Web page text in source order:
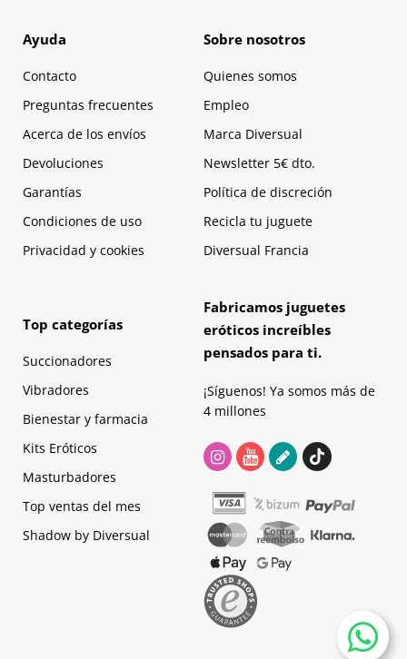
Ayuda
Contacto
Preguntas frecuentes
Acerca de los envíos
Devoluciones
Garantías
Condiciones de uso
Privacidad y cookies
Sobre nosotros
Quienes somos
Empleo
Marca Diversual
Newsletter 5€ dto.
Política de discreción
Recicla tu juguete
Diversual Francia
Top categorías
Succionadores
Vibradores
Bienestar y farmacia
Kits Eróticos
Masturbadores
Top ventas del mes
Shadow by Diversual
Fabricamos juguetes
eróticos increíbles
pensados para ti.
¡Síguenos! Ya somos más de
4 millones